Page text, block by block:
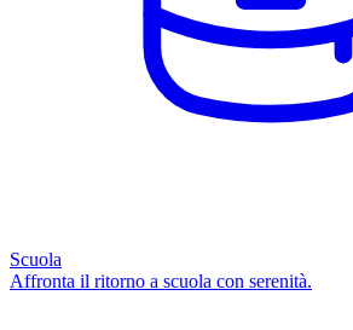
Scuola
Affronta il ritorno a scuola con serenità.